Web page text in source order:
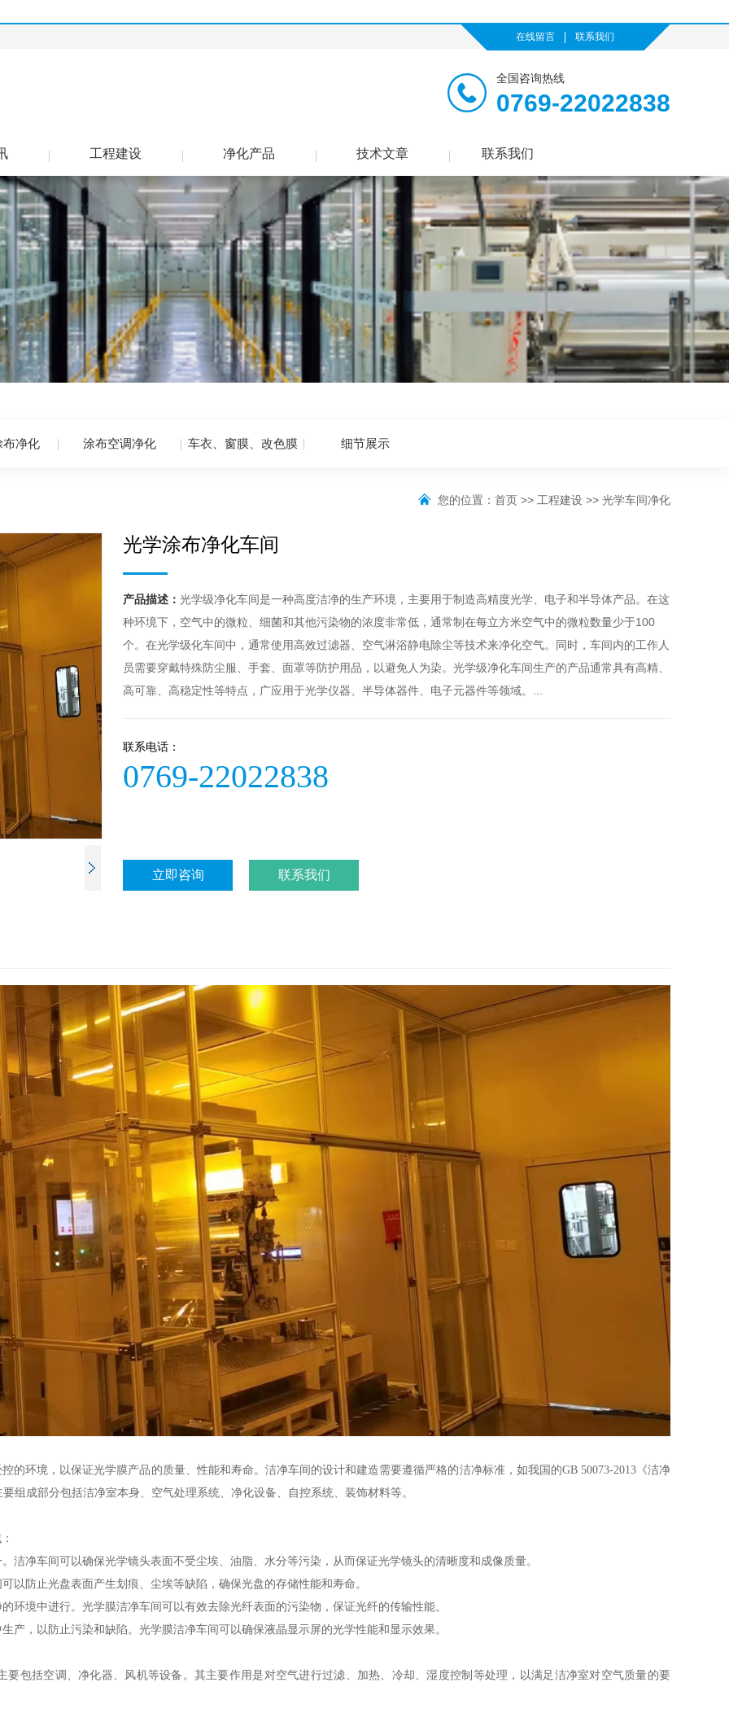
在线留言 联系我们
全国咨询热线
0769-22022838
工程建设 净化产品 技术文章 联系我们
净化 涂布空调净化 车衣、窗膜、改色膜 细节展示
您的位置： 首页 >> 工程建设 >> 光学车间净化
光学涂布净化车间
产品描述： 光学级净化车间是一种高度洁净的生产环境，主要用于制造高精度光学、电子和半导体产品。在这
种环境下，空气中的微粒、细菌和其他污染物的浓度非常低，通常制在每立方米空气中的微粒数量少于100
个。在光学级化车间中，通常使用高效过滤器、空气淋浴静电除尘等技术来净化空气。同时，车间内的工作人
员需要穿戴特殊防尘服、手套、面罩等防护用品，以避免人为染。光学级净化车间生产的产品通常具有高精、
高可靠、高稳定性等特点，广应用于光学仪器、半导体器件、电子元器件等领域。...
联系电话：
0769-22022838
立即咨询 联系我们
的环境，以保证光学膜产品的质量、性能和寿命。洁净车间的设计和建造需要遵循严格的洁净标准，如我国的GB 50073-2013《洁净
组成部分包括洁净室本身、空气处理系统、净化设备、自控系统、装饰材料等。
洁净车间可以确保光学镜头表面不受尘埃、油脂、水分等污染，从而保证光学镜头的清晰度和成像质量。
以防止光盘表面产生划痕、尘埃等缺陷，确保光盘的存储性能和寿命。
环境中进行。光学膜洁净车间可以有效去除光纤表面的污染物，保证光纤的传输性能。
产，以防止污染和缺陷。光学膜洁净车间可以确保液晶显示屏的光学性能和显示效果。
包括空调、净化器、风机等设备。其主要作用是对空气进行过滤、加热、冷却、湿度控制等处理，以满足洁净室对空气质量的要